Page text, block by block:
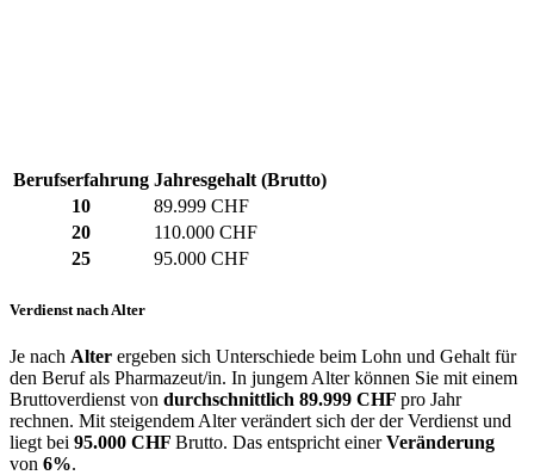
Berufserfahrung Jahresgehalt (Brutto)
10
89.999 CHF
20
110.000 CHF
25
95.000 CHF
Verdienst nach Alter
Je nach Alter ergeben sich Unterschiede beim Lohn und Gehalt für
den Beruf als Pharmazeut/in. In jungem Alter können Sie mit einem
Bruttoverdienst von durchschnittlich 89.999 CHF pro Jahr
rechnen. Mit steigendem Alter verändert sich der der Verdienst und
liegt bei 95.000 CHF Brutto. Das entspricht einerVeränderung
von 6%.